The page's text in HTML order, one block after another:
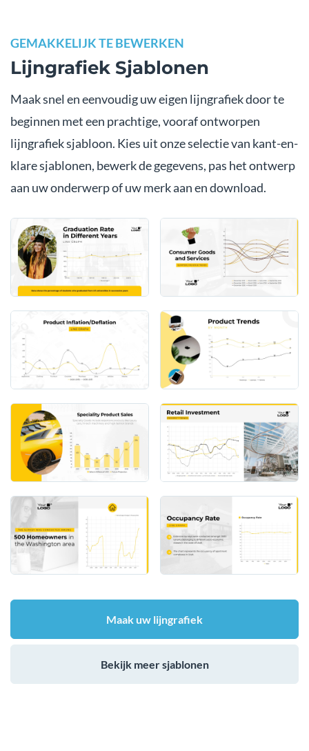
GEMAKKELIJK TE BEWERKEN
Lijngrafiek Sjablonen
Maak snel en eenvoudig uw eigen lijngrafiek door te
beginnen met een prachtige, vooraf ontworpen
lijngrafiek sjabloon. Kies uit onze selectie van kant-en-
klare sjablonen, bewerk de gegevens, pas het ontwerp
aan uw onderwerp of uw merk aan en download.
Maak uw lijngrafiek
Bekijk meer sjablonen